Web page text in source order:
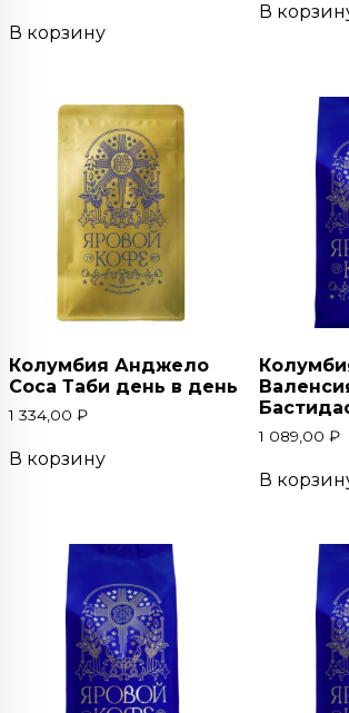
В корзину
В
Колумбия Анджело
Соса Таби день в день
1 334,00 ₽
В корзину
1 089,00 ₽
В